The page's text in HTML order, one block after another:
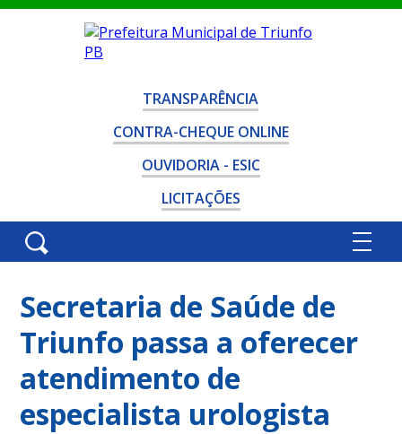
TRANSPARÊNCIA
CONTRA-CHEQUE ONLINE
OUVIDORIA - ESIC
LICITAÇÕES
Secretaria de Saúde de
Triunfo passa a oferecer
atendimento de
especialista urologista